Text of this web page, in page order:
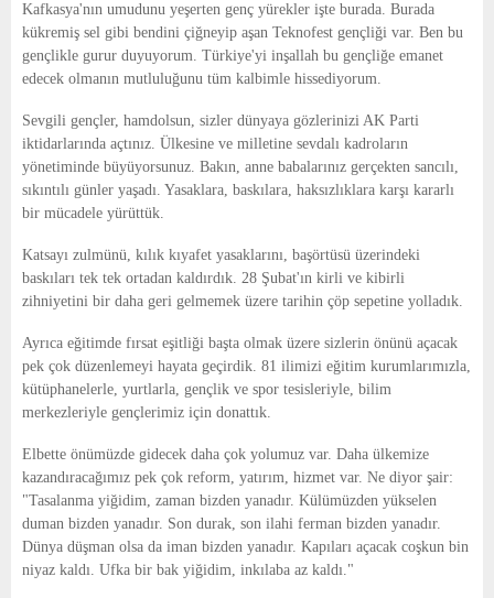
Kafkasya'nın umudunu yeşerten genç yürekler işte burada. Burada
kükremiş sel gibi bendini çiğneyip aşan Teknofest gençliği var. Ben bu
gençlikle gurur duyuyorum. Türkiye'yi inşallah bu gençliğe emanet
edecek olmanın mutluluğunu tüm kalbimle hissediyorum.
Sevgili gençler, hamdolsun, sizler dünyaya gözlerinizi AK Parti
iktidarlarında açtınız. Ülkesine ve milletine sevdalı kadroların
yönetiminde büyüyorsunuz. Bakın, anne babalarınız gerçekten sancılı,
sıkıntılı günler yaşadı. Yasaklara, baskılara, haksızlıklara karşı kararlı
bir mücadele yürüttük.
Katsayı zulmünü, kılık kıyafet yasaklarını, başörtüsü üzerindeki
baskıları tek tek ortadan kaldırdık. 28 Şubat'ın kirli ve kibirli
zihniyetini bir daha geri gelmemek üzere tarihin çöp sepetine yolladık.
Ayrıca eğitimde fırsat eşitliği başta olmak üzere sizlerin önünü açacak
pek çok düzenlemeyi hayata geçirdik. 81 ilimizi eğitim kurumlarımızla,
kütüphanelerle, yurtlarla, gençlik ve spor tesisleriyle, bilim
merkezleriyle gençlerimiz için donattık.
Elbette önümüzde gidecek daha çok yolumuz var. Daha ülkemize
kazandıracağımız pek çok reform, yatırım, hizmet var. Ne diyor şair:
"Tasalanma yiğidim, zaman bizden yanadır. Külümüzden yükselen
duman bizden yanadır. Son durak, son ilahi ferman bizden yanadır.
Dünya düşman olsa da iman bizden yanadır. Kapıları açacak coşkun bin
niyaz kaldı. Ufka bir bak yiğidim, inkılaba az kaldı."